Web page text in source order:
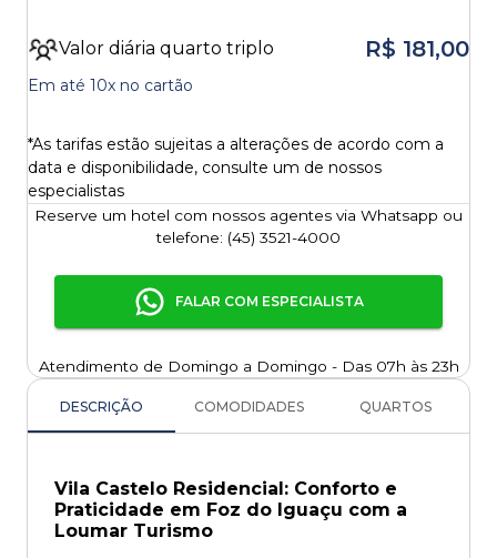
DESCRIÇÃO COMODIDADES QUARTOS
Vila Castelo Residencial: Conforto e
Praticidade em Foz do Iguaçu com a
Loumar Turismo
Valor diária quarto triplo R$ 181,00
Em até 10x no cartão
*As tarifas estão sujeitas a alterações de acordo com a
data e disponibilidade, consulte um de nossos
especialistas
Reserve um hotel com nossos agentes via Whatsapp ou
telefone: (45) 3521-4000
FALAR COM ESPECIALISTA
Atendimento de Domingo a Domingo - Das 07h às 23h